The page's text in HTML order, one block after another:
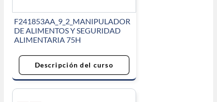
F241853AA_9_2_MANIPULADOR
DE ALIMENTOS Y SEGURIDAD
ALIMENTARIA 75H
Descripción del curso